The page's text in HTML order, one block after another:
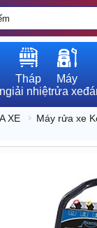
Tháp
giải nhiệt
Máy
rửa xe
XE
Máy rửa xe